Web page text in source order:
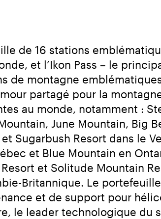
de 16 stations
et l’Ikon Pass – le
de montagne
partagé pour la
au monde, notamment :
June Mountain, Big
Sugarbush Resort dans le
et Blue Mountain en
et Solitude Mountain
Britannique. Le
et de support pour
le leader technologique du